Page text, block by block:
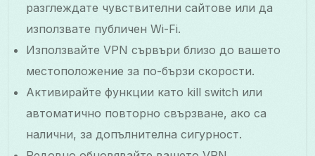
разглеждате чувствителни сайтове или да
използвате публичен Wi-Fi.
Използвайте VPN сървъри близо до вашето
местоположение за по-бързи скорости.
Активирайте функции като kill switch или
автоматично повторно свързване, ако са
налични, за допълнителна сигурност.